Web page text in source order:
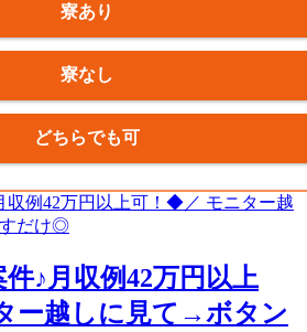
寮あり
寮なし
どちらでも可
♪月収例42万円以上
ー越しに見て→ボタン